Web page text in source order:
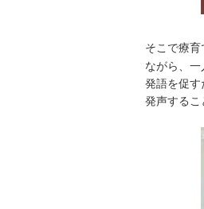
そこで療
ながら、一
発語を促す
発声するこ